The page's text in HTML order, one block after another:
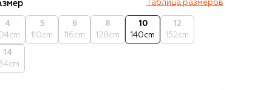
Таблица размеров
4
5
110cm
6
116cm
8
128cm
10
140cm
12
152cm
14